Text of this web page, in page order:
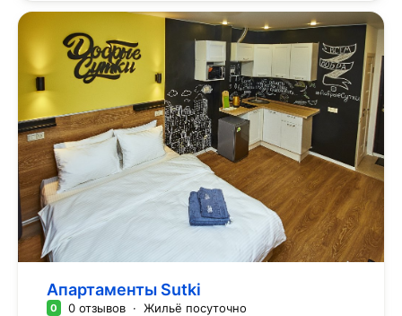
Апартаменты Sutki
0 0 отзывов · Жильё посуточно